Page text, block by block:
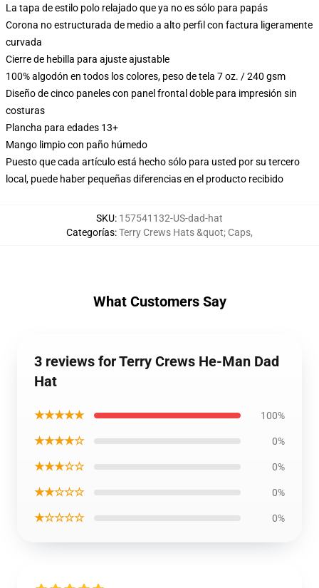
La tapa de estilo polo relajado que ya no es sólo para papás
Corona no estructurada de medio a alto perfil con factura ligeramente
curvada
Cierre de hebilla para ajuste ajustable
100% algodón en todos los colores, peso de tela 7 oz. / 240 gsm
Diseño de cinco paneles con panel frontal doble para impresión sin
costuras
Plancha para edades 13+
Mango limpio con paño húmedo
Puesto que cada artículo está hecho sólo para usted por su tercero
local, puede haber pequeñas diferencias en el producto recibido
SKU: 157541132-US-dad-hat
Categorías:Terry Crews Hats &quot; Caps,
What Customers Say
3 reviews for Terry Crews He-Man Dad
Hat
★★★★★ 100%
★★★★☆ 0%
★★★☆☆ 0%
★★☆☆☆ 0%
★☆☆☆☆ 0%